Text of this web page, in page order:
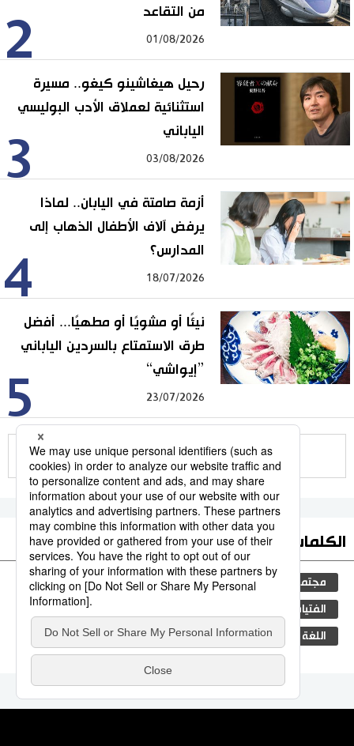
2
من التقاعد
01/08/2026
3
رحيل هيغاشينو كيغو.. مسيرة
استثنائية لعملاق الأدب البوليسي
الياباني
03/08/2026
4
أزمة صامتة في اليابان.. لماذا
يرفض آلاف الأطفال الذهاب إلى
المدارس؟
18/07/2026
5
نيئًا أو مشويًا أو مطهيًا... أفضل
طرق الاستمتاع بالسردين الياباني
”إيواشي“
23/07/2026
للمزيد
الكلمات الأكثر بحثا
مجتمع التعليم الياباني الجنس طوكيو
الفتيات صحة وطب
اللغة اليابانية التعليم